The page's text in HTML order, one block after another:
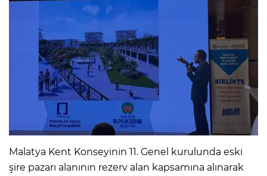
Malatya Kent Konseyinin 11. Genel kurulunda eski
şire pazarı alanının rezerv alan kapsamına alınarak